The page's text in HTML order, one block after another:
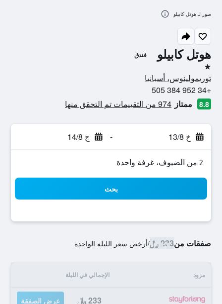
هوتل كابيلو فندق
نجمة واحدة
توريمولينوس، أسبانيا
+34 952 384 505
8.8 ممتاز 974 من التقييمات تم التحقق منها
خ 13/8 - ج 14/8
2 من الضيوف، غرفة واحدة
بحث
صفقات من233 ﷼ /أرخص سعر الليلة الواحدة
مزود الإجمالي في الليلة
233 ﷼ عرض الصفقة
صور لـ هوتل كابيلو